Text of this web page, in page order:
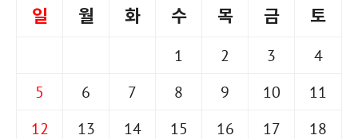
일 월 화 수 목 금 토
1 2 3
4
5
6 7 8 9 10
11
12
13 14 15 16 17
18